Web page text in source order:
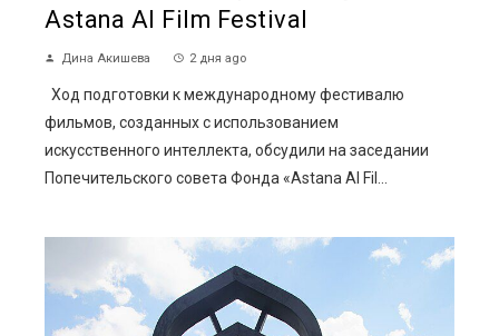
Astana AI Film Festival
Дина Акишева 2 дня ago
Ход подготовки к международному фестивалю
фильмов, созданных с использованием
искусственного интеллекта, обсудили на заседании
Попечительского совета Фонда «Astana AI Fil...